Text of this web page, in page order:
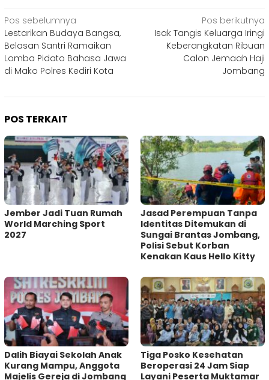
Navigasi
pos
Pos sebelumnya
Lestarikan Budaya Bangsa,
Belasan Santri Ramaikan
Lomba Pidato Bahasa Jawa
di Mako Polres Kediri Kota
Pos berikutnya
Isak Tangis Keluarga Iringi
Keberangkatan Ribuan
Calon Jemaah Haji
Jombang
POS TERKAIT
Jember Jadi Tuan Rumah
World Marching Sport
2027
Jasad Perempuan Tanpa
Identitas Ditemukan di
Sungai Brantas Jombang,
Polisi Sebut Korban
Kenakan Kaus Hello Kitty
Dalih Biayai Sekolah Anak
Kurang Mampu, Anggota
Majelis Gereja di Jombang
Tiga Posko Kesehatan
Beroperasi 24 Jam Siap
Layani Peserta Muktamar